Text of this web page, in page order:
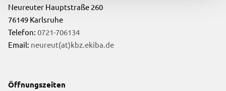
Neureuter Hauptstraße 260
76149 Karlsruhe
Telefon: 0721-706134
Email: neureut(at)kbz.ekiba.de
Öffnungszeiten